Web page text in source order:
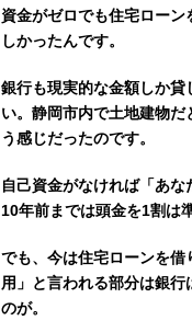
資金がゼロでも住宅ロー
しかったんです。
銀行も現実的な金額しか
い。静岡市内で土地建物
う感じだったのです。
自己資金がなければ「あ
10年前までは頭金を1割は
でも、今は住宅ローンを
用」と言われる部分は銀
のが。